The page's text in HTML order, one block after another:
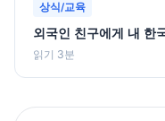
상식/교육
외국인 친구에게 내 한
읽기 3분